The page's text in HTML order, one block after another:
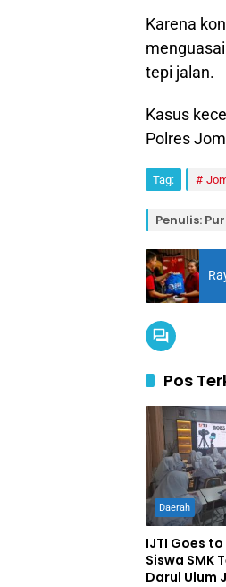
Karena
tepi jalan.
Kasus
Polres
Tag:
Penulis:
Pos
Daerah
IJTI Goes
Siswa SMK
Darul Ulum